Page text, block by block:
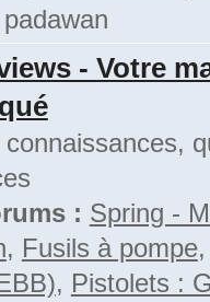
- Votre
connaissances,
: Spring -
, Fusils à pompe,
, Pistolets :